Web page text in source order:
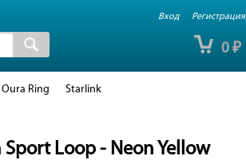
Вход Регистрация
0 ₽
Oura Ring Starlink
Loop - Neon Yellow